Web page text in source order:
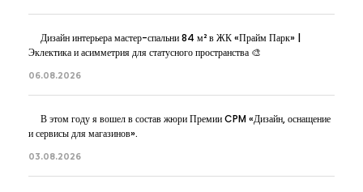
Дизайн интерьера мастер-спальни 84 м² в ЖК «Прайм Парк» |
Эклектика и асимметрия для статусного пространства 🎨
06.08.2026
В этом году я вошел в состав жюри Премии CPM «Дизайн, оснащение
и сервисы для магазинов».
03.08.2026